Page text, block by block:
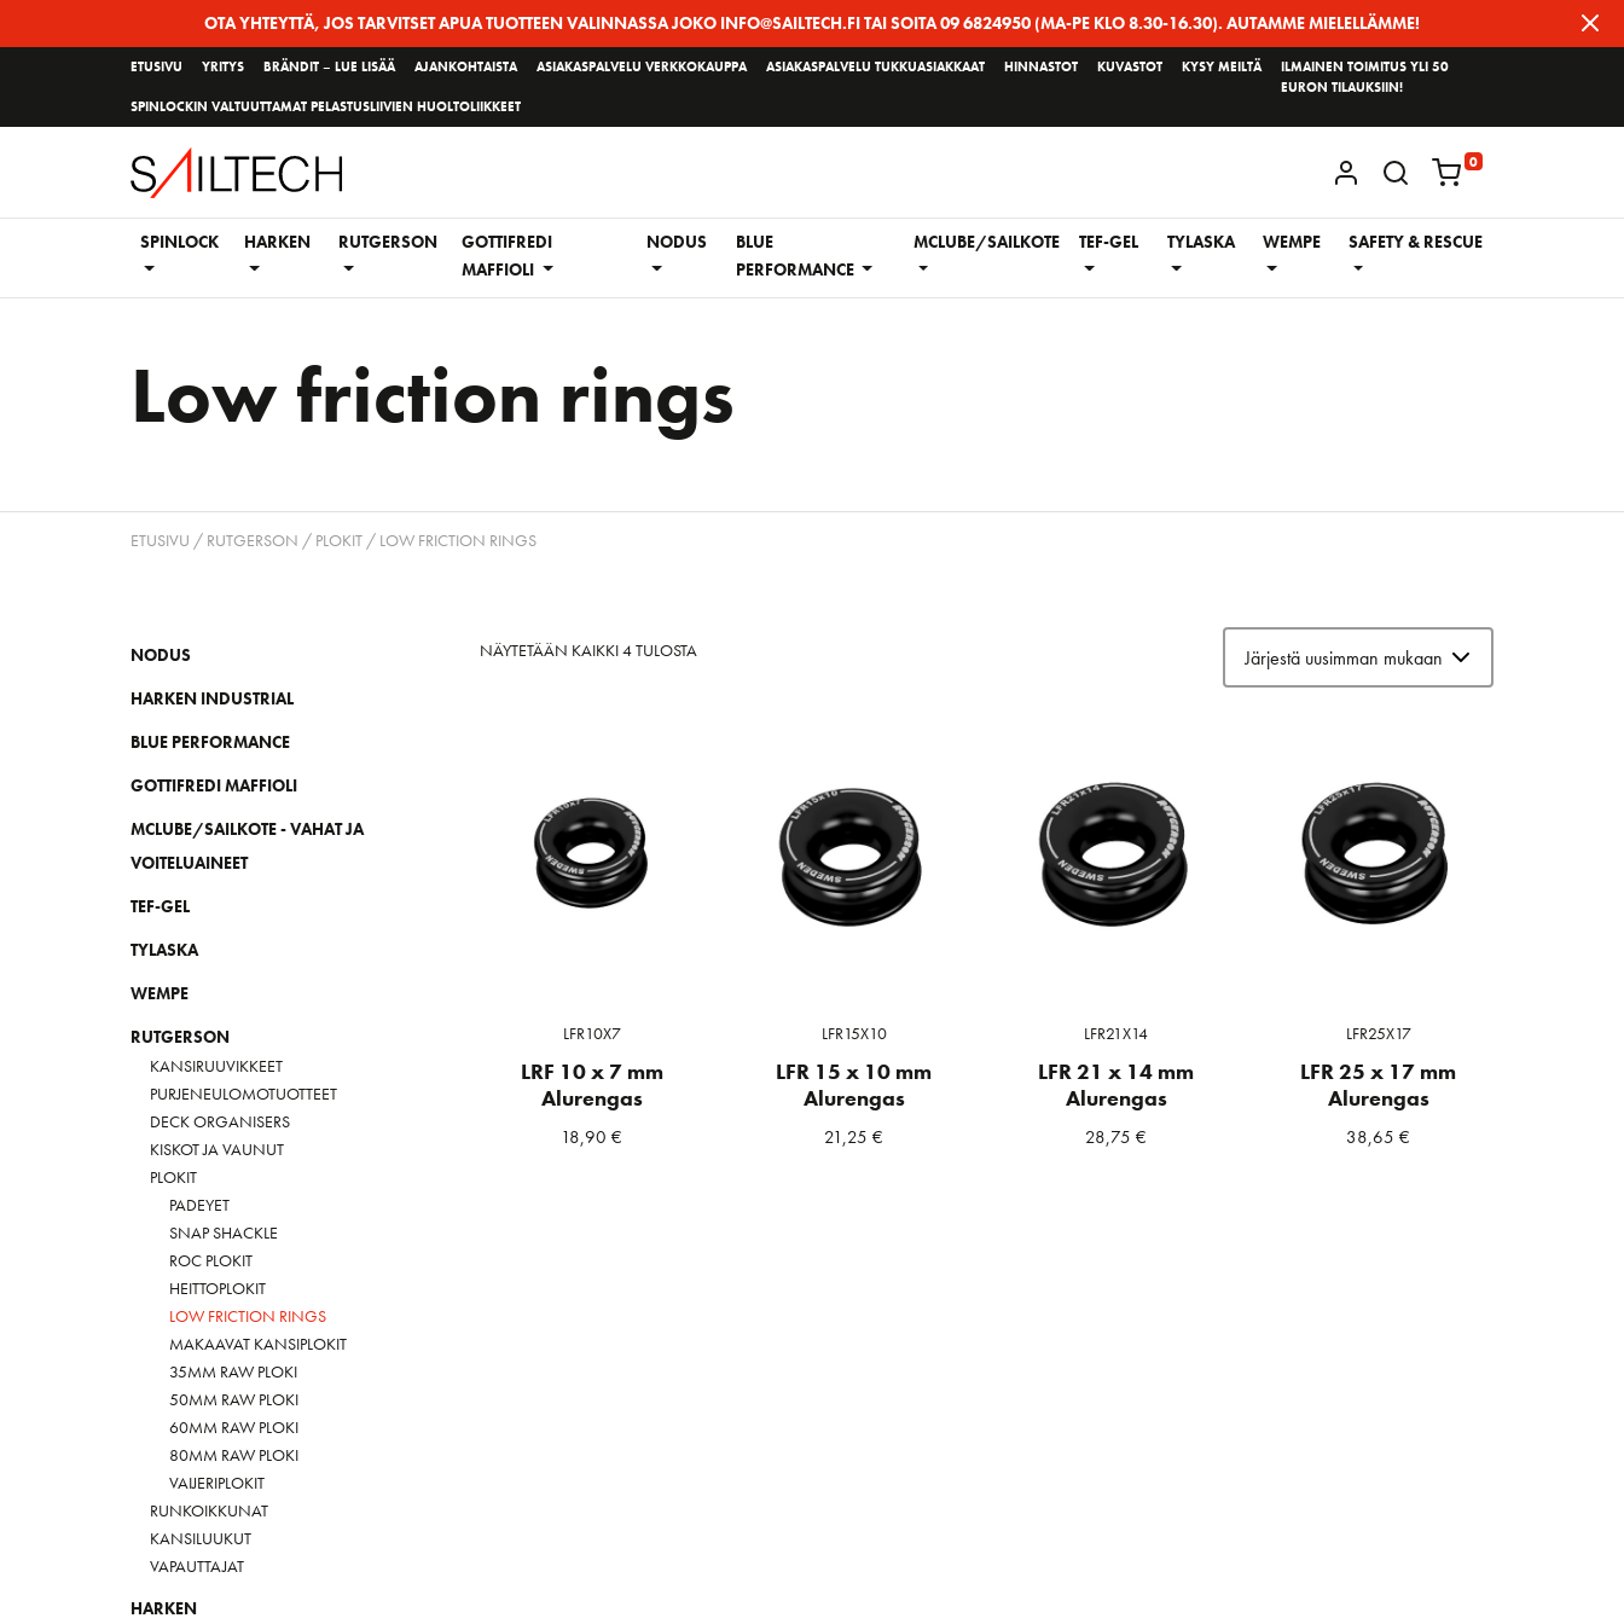
OTA YHTEYTTÄ, JOS TARVITSET APUA TUOTTEEN VALINNASSA JOKO INFO@SAILTECH.FI TAI SOITA 09 6824950 (MA-PE KLO 8.30-16.30). AUTAMME MIELELLÄMME!
ETUSIVU YRITYS BRÄNDIT – LUE LISÄÄ AJANKOHTAISTA ASIAKASPALVELU VERKKOKAUPPA ASIAKASPALVELU TUKKUASIAKKAAT HINNASTOT KUVASTOT KYSY MEILTÄ
SPINLOCKIN VALTUUTTAMAT PELASTUSLIIVIEN HUOLTOLIIKKEET
ILMAINEN TOIMITUS YLI 50
EURON TILAUKSIIN!
KIRJAUDU / REKISTERÖIDY
0
SPINLOCK HARKEN RUTGERSON
GOTTIFREDI
MAFFIOLI
NODUS
BLUE
PERFORMANCE
MCLUBE/SAILKOTE TEF-GEL TYLASKA WEMPE SAFETY & RESCUE
Low friction rings
ETUSIVU / RUTGERSON / PLOKIT/ LOW FRICTION RINGS
NODUS
HARKEN INDUSTRIAL
BLUE PERFORMANCE
GOTTIFREDI MAFFIOLI
MCLUBE/SAILKOTE - VAHAT JA
VOITELUAINEET
TEF-GEL
TYLASKA
WEMPE
RUTGERSON
KANSIRUUVIKKEET
PURJENEULOMOTUOTTEET
DECK ORGANISERS
KISKOT JA VAUNUT
PLOKIT
PADEYET
SNAP SHACKLE
ROC PLOKIT
HEITTOPLOKIT
LOW FRICTION RINGS
MAKAAVAT KANSIPLOKIT
35MM RAW PLOKI
50MM RAW PLOKI
60MM RAW PLOKI
80MM RAW PLOKI
VAIJERIPLOKIT
RUNKOIKKUNAT
KANSILUUKUT
VAPAUTTAJAT
HARKEN
NÄYTETÄÄN KAIKKI 4 TULOSTA
LFR10X7
LRF 10 x 7 mm
Alurengas
18,90€
LFR15X10
LFR 15 x 10 mm
Alurengas
21,25€
LFR21X14
LFR 21 x 14 mm
Alurengas
28,75€
LFR25X17
LFR 25 x 17 mm
Alurengas
38,65€